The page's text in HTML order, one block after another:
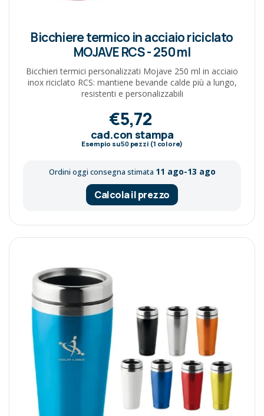
Bicchiere termico in acciaio riciclato
MOJAVE RCS - 250 ml
Bicchieri termici personalizzati Mojave 250 ml in acciaio
inox riciclato RCS: mantiene bevande calde più a lungo,
resistenti e personalizzabili
€5,72
cad.con stampa
Esempio su50pezzi (1 colore)
Ordini oggi consegna stimata 11 ago-13 ago
Calcola il prezzo